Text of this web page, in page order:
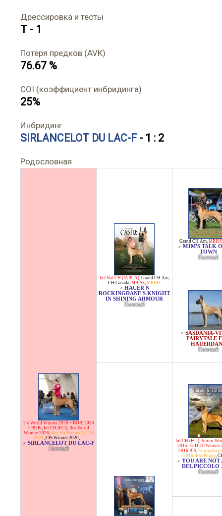
Дрессировка и тесты
T - 1
Потеря предков (AVK)
76.67 %
COI (коэффициент инбридинга)
25%
Инбридинг
SIRLANCELOT DU LAC-F- 1 : 2
Родословная
2 x World Winner 2020 + BOB, 2024
+ BOB , Int.CH (FCI), Res World
Winner 2026, Res. Eu Winner (EDS)
2021, CIS Winner 2020, ...
♂ SIRLANCELOT DU LAC-F
Палевый
Int/Nat CH (IABCA), Grand CH Am,
CH Canada, MBISS, MRBIS
♂ HAUER N
ROCKINGDANE'S KNIGHT
IN SHINING ARMOUR
Палевый
Grand CH Am, MBISS
♂ MJM'S TALK
TOWN
Палевый
♀ SASDANIA-
FAIRYTALE
Палевый
Int.CH (FCI), Junior
2015, EuDDC Winner
2016 BIS,
2016 Best Puppy,
♂ YOU ARE NOT
DEL PICCOLO
Палевый